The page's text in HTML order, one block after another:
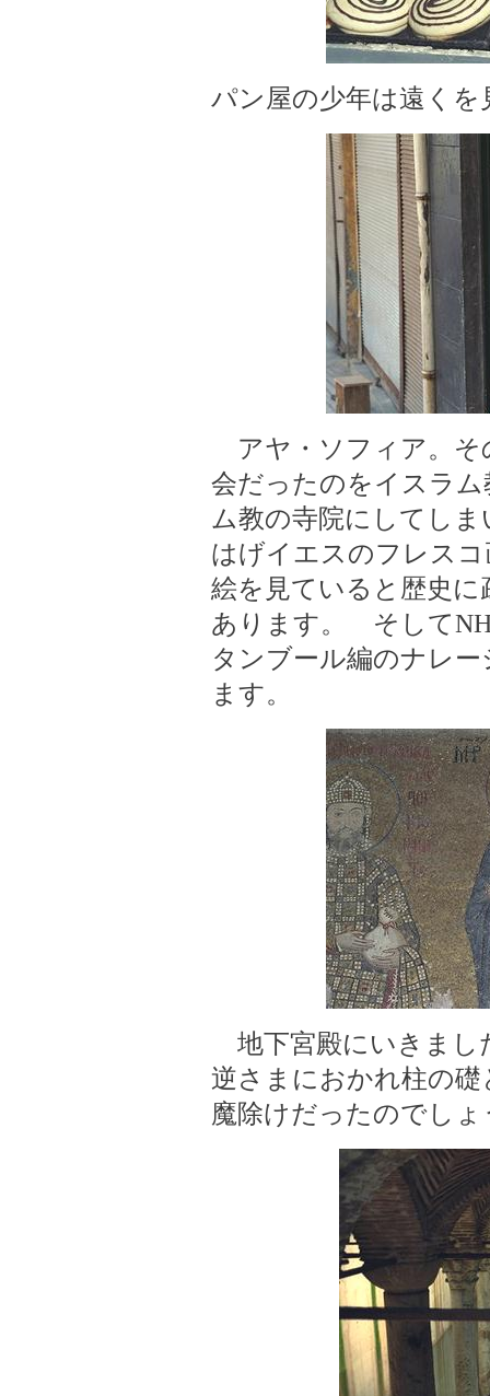
パン屋の少年は遠く
アヤ・ソフィア。そ
会だったのをイスラ
ム教の寺院にしてし
はげイエスのフレス
絵を見ていると歴史
あります。 そして
タンブール編のナレ
ます。
地下宮殿にいきまし
逆さまにおかれ柱の
魔除けだったのでしょ